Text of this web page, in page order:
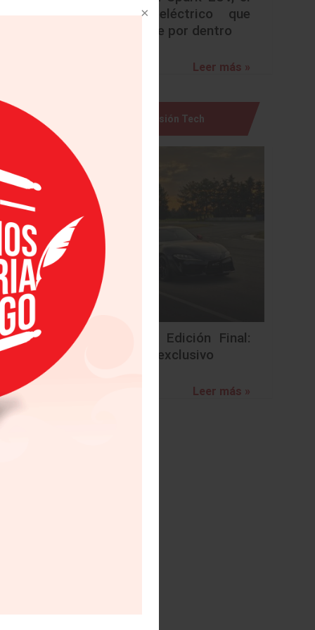
urbano eléctrico que
sorprende por dentro
Leer más »
Visión Tech
BMW Z4 Edición Final:
un adiós exclusivo
Leer más »